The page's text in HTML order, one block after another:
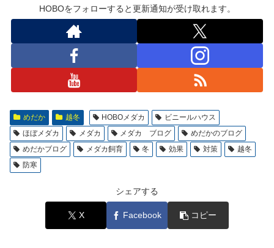
HOBOをフォローすると更新通知が受け取れます。
めだか 越冬 HOBOメダカ
ビニールハウス
ほぼメダカ
メダカ メダカ ブログ
めだかのブログ
めだかブログ
メダカ飼育 冬 効果 対策
越冬
防寒
シェアする
X Facebook コピー